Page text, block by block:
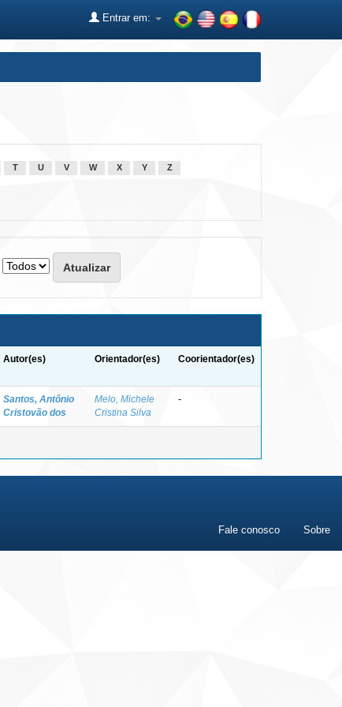
Entrar em:
T U V W X Y Z
Autor(es) Orientador(es) Coorientador(es)
Santos, Antônio
Cristovão dos
Melo, Michele
Cristina Silva
-
Fale conosco Sobre